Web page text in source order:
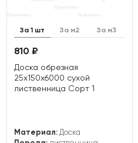
За 1 шт За м2 За м3
810 ₽
Доска обрезная
25х150х6000 сухой
лиственница Сорт 1
Материал:Доска